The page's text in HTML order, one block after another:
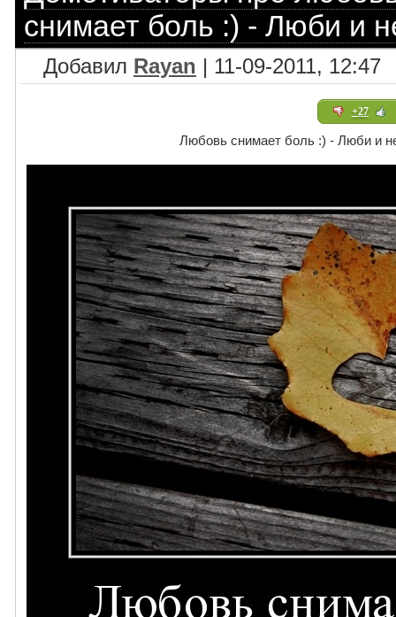
снимает боль :) - Люби и
Добавил Rayan | 11-09-2011, 12:47
+27
Любовь снимает боль :) - Люби и